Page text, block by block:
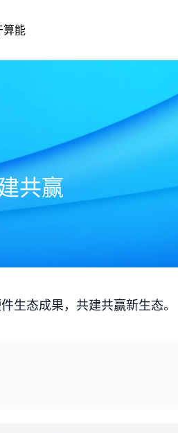
算能
共赢
生态成果，共建共赢新生态。